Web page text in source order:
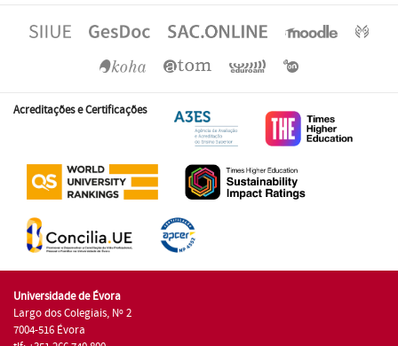
Acreditações e Certificações
Universidade de Évora
Largo dos Colegiais, Nº 2
7004-516 Évora